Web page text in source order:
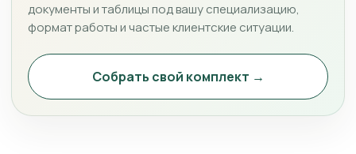
документы и таблицы под вашу специализацию,
формат работы и частые клиентские ситуации.
Собрать свой комплект →